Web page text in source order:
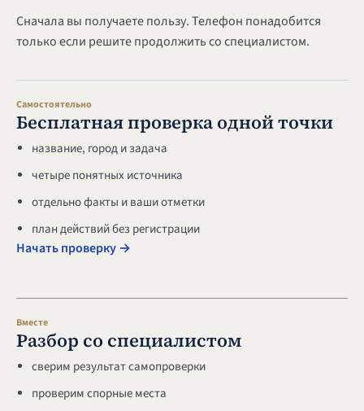
Сначала вы получаете пользу. Телефон понадобится
только если решите продолжить со специалистом.
Самостоятельно
Бесплатная проверка одной точки
название, город и задача
четыре понятных источника
отдельно факты и ваши отметки
план действий без регистрации
Начать проверку →
Вместе
Разбор со специалистом
сверим результат самопроверки
проверим спорные места